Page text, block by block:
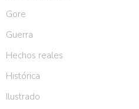
Gore
Guerra
Hechos reales
Histórica
Ilustrado